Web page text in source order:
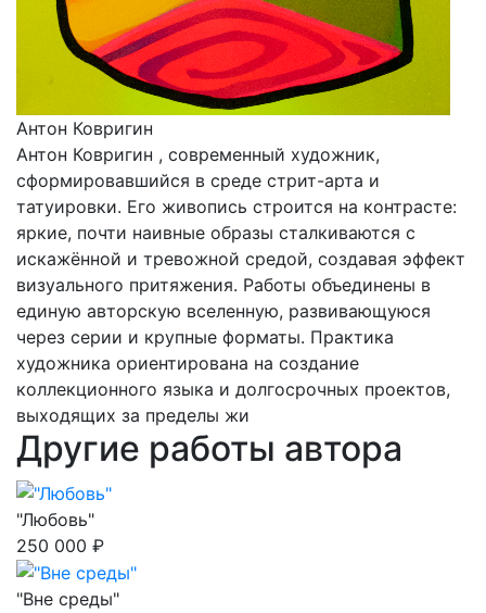
Антон Ковригин
Антон Ковригин , современный художник,
сформировавшийся в среде стрит-арта и
татуировки. Его живопись строится на контрасте:
яркие, почти наивные образы сталкиваются с
искажённой и тревожной средой, создавая эффект
визуального притяжения. Работы объединены в
единую авторскую вселенную, развивающуюся
через серии и крупные форматы. Практика
художника ориентирована на создание
коллекционного языка и долгосрочных проектов,
выходящих за пределы жи
Другие работы автора
"Любовь"
250 000 ₽
"Вне среды"